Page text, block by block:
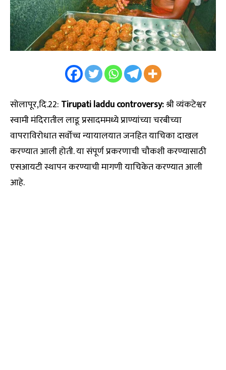
सोलापूर,दि.22: Tirupati laddu controversy:श्री व्यंकटेश्वर
स्वामी मंदिरातील लाडू प्रसादममध्ये प्राण्यांच्या चरबीच्या
वापराविरोधात सर्वोच्च न्यायालयात जनहित याचिका दाखल
करण्यात आली होती. या संपूर्ण प्रकरणाची चौकशी करण्यासाठी
एसआयटी स्थापन करण्याची मागणी याचिकेत करण्यात आली
आहे.